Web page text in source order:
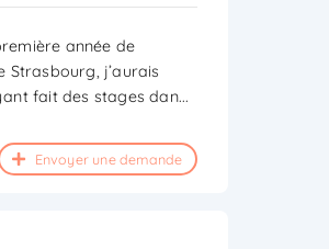
année de
Strasbourg, j’aurais
fait des stages dan...
Envoyer une demande